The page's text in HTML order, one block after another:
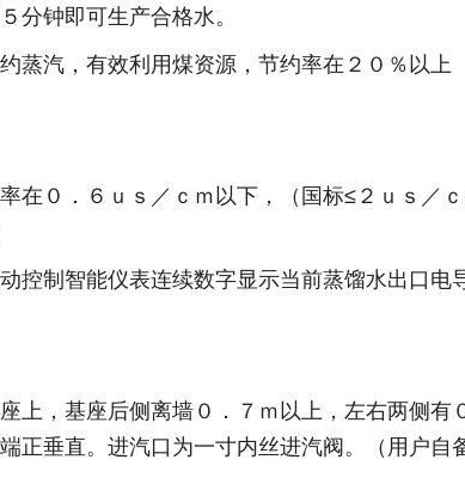
2026-06-26
分钟即可生产合格水。
蒸汽，有效利用煤资源，节约率在２０％以
在０．６ｕｓ／ｃｍ以下，（国标≤２ｕｓ／
控制智能仪表连续数字显示当前蒸馏水出口
，基座后侧离墙０．７ｍ以上，左右两侧有
正垂直。进汽口为一寸内丝进汽阀。（用户自